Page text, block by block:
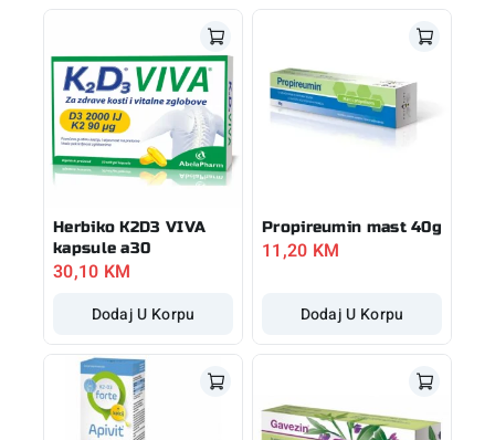
Herbiko K2D3 VIVA
kapsule a30
30,10 KM
Dodaj U Korpu
Propireumin mast 40g
11,20 KM
Dodaj U Korpu